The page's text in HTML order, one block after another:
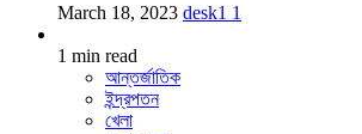
March 18, 2023 desk1 1
1 min read
আন্তর্জাতিক
ইন্দ্রপতন
খেলা